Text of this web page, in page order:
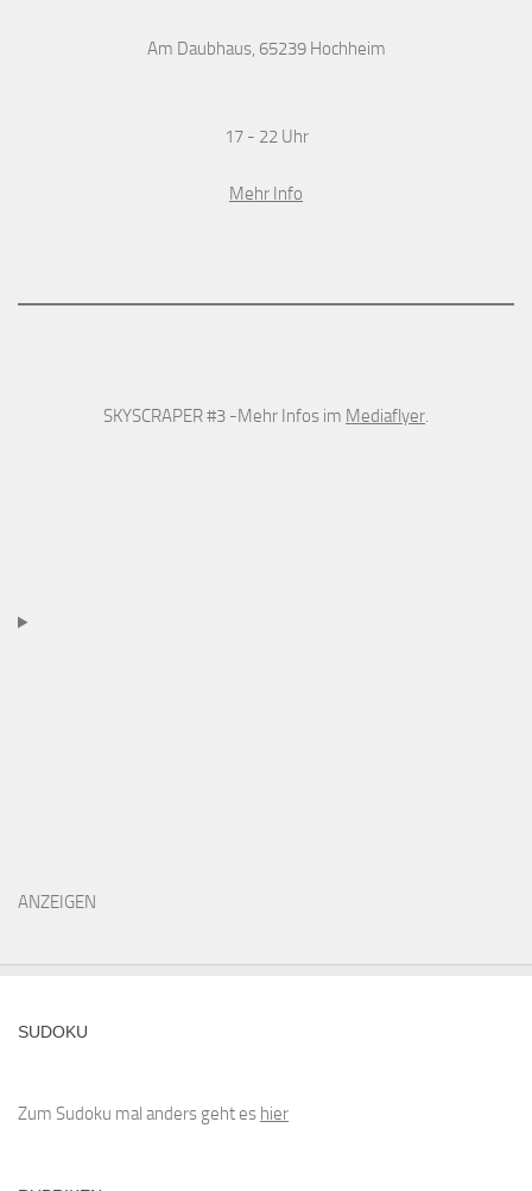
Am Daubhaus, 65239 Hochheim
17 - 22 Uhr
Mehr Info
SKYSCRAPER #3 -Mehr Infos im Mediaflyer
ANZEIGEN
SUDOKU
Zum Sudoku mal anders geht es hier